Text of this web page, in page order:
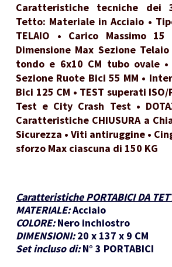
Caratteristiche tecniche dei
Tetto: Materiale in Acciaio •
TELAIO • Carico Massimo
Dimensione Max Sezione
tondo e 6x10 CM tubo ovale •
Sezione Ruote Bici 55 MM •
Bici 125 CM • TEST superati
Test e City Crash Test •
Caratteristiche CHIUSURA a
Sicurezza • Viti antiruggine •
sforzo Max ciascuna di 150 KG
Caratteristiche PORTABICI DA
MATERIALE:Acciaio
COLORE: Nero inchiostro
DIMENSIONI: 20 x 137 x 9 CM
Set incluso di: N° 3 PORTABICI